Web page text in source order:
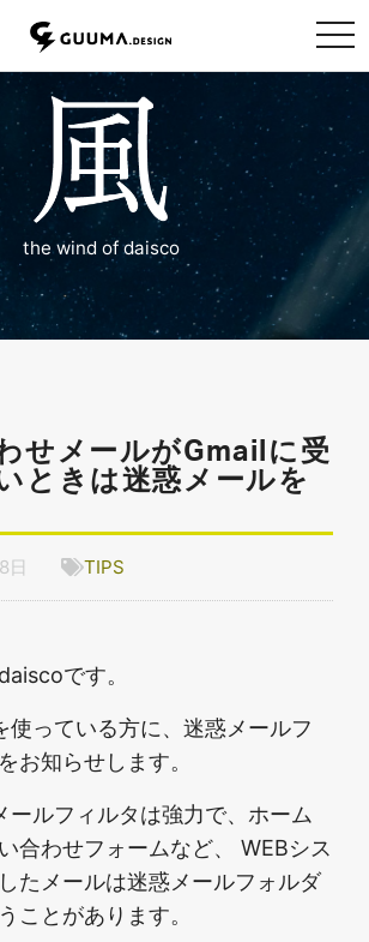
the wind of daisco
せメールがGmailに受
ときは迷惑メールを
日 TIPS
です。
使っている方に、迷惑メールフ
お知らせします。
ールフィルタは強力で、ホーム
合わせフォームなど、 WEBシス
たメールは迷惑メールフォルダ
ことがあります。